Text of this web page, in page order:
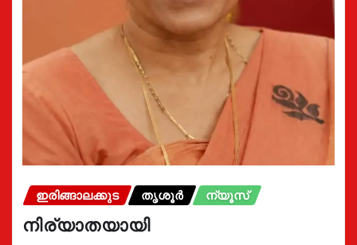
ഇരിങ്ങാലക്കുട തൃശൂർ ന്യൂസ്
നിര്യാതയായി